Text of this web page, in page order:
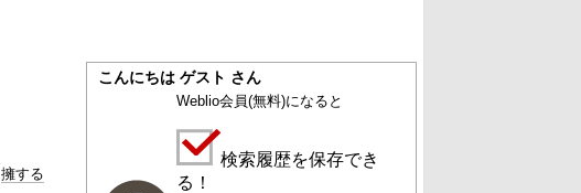
擁する
こんにちは ゲスト さん
Weblio会員(無料)になると
検索履歴を保存でき
る！